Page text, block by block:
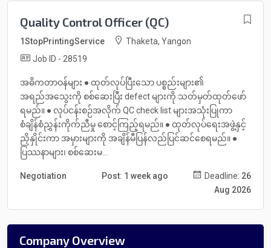
Quality Control Officer (QC)
1StopPrintingService
Thaketa, Yangon
Job ID - 28519
အဓိကတာဝန်များ ● ထုတ်လုပ်ပြီးသော ပစ္စည်းများ၏
အရည်အသွေးကို စစ်ဆေးပြီး defect များကို သတ်မှတ်ထုတ်ဖော်
ရမည်။ ● လုပ်ငန်းစဉ်အလိုက် QC check list များအသုံးပြုကာ
စံချိန်စံညွှန်းကိုက်ညီမှု စောင့်ကြည့်ရမည်။ ● ထုတ်လုပ်ရေးအဖွဲ့နှင့်
ညှိနှိုင်းကာ အမှားများကို အချိန်မီပြန်လည်ပြင်ဆင်စေရမည်။ ●
ပြဿနာများ၊ စစ်ဆေးမ...
Negotiation Post: 1 week ago Deadline: 26
Aug 2026
Company Overview